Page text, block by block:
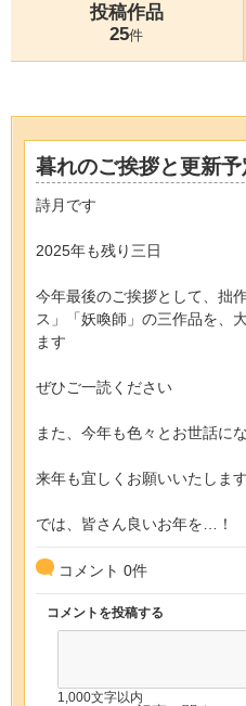
投稿作品
25件
暮れのご挨拶と更新
詩月です
2025年も残り三日
今年最後のご挨拶として、拙
ス」「妖喚師」の三作品を、
ます
ぜひご一読ください
また、今年も色々とお世話に
来年も宜しくお願いいたします
では、皆さん良いお年を…！
コメント 0件
コメントを投稿する
1,000文字以内